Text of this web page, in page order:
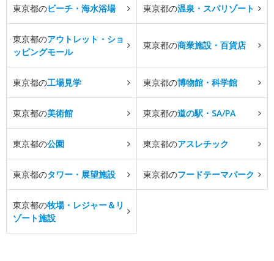
東京都のビーチ・海水浴場 東京都の温泉・スパリゾート
東京都のアウトレット・ショ
ッピングモール
東京都の商業施設・百貨店
東京都の工場見学 東京都の博物館・科学館
東京都の美術館 東京都の道の駅・SA/PA
東京都の公園 東京都のアスレチック
東京都のタワー・展望施設 東京都のフードテーマパーク
東京都の牧場・レジャー＆リ
ゾート施設